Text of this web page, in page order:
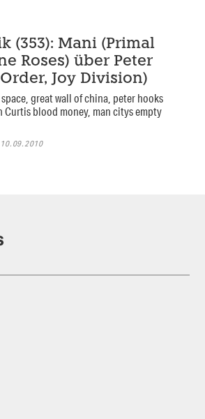
(353): Mani (Primal
Roses) über Peter
Joy Division)
great wall of china, peter hooks
blood money, man citys empty
10.09.2010